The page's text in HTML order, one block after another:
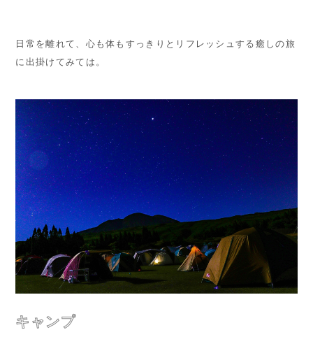
日常を離れて、心も体もすっきりとリフレッシュする癒しの旅
に出掛けてみては。
キャンプ